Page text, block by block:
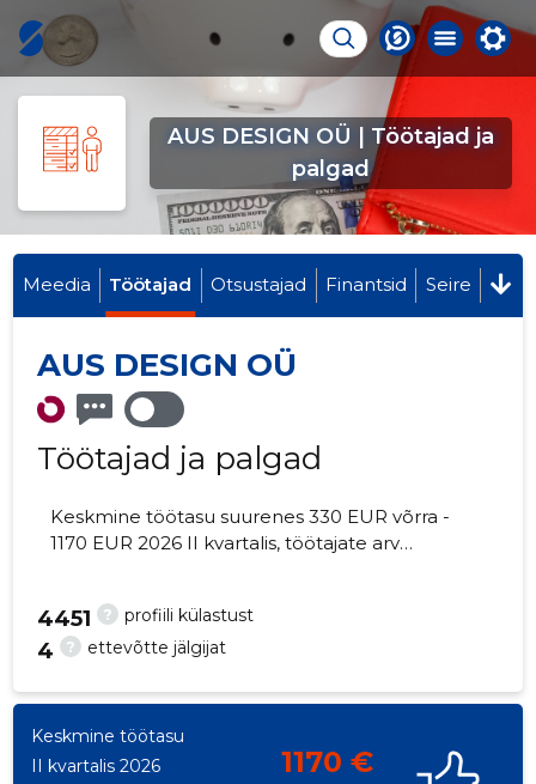
AUS DESIGN OÜ | Töötajad ja
palgad
Meedia Töötajad Otsustajad Finantsid Seire
AUS DESIGN OÜ
Töötajad ja palgad
Keskmine töötasu suurenes 330 EUR võrra -
1170 EUR 2026 II kvartalis, töötajate arv
? profiili külastust
4451
? ettevõtte jälgijat
4
Keskmine töötasu
II kvartalis 2026
1170 €